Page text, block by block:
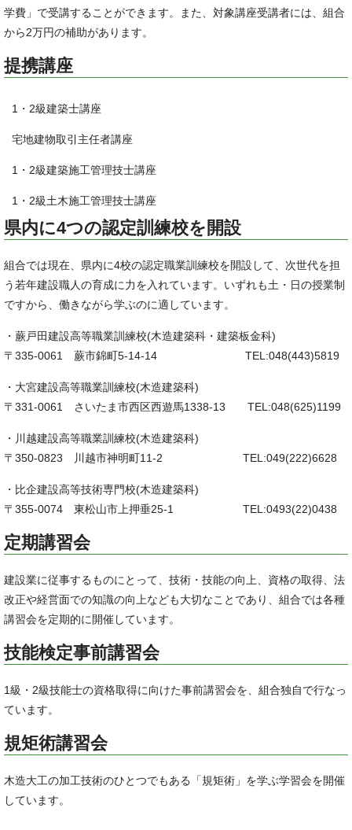
学費」で受講することができます。また、対象講座受講者には、組合
から2万円の補助があります。
提携講座
1・2級建築士講座
宅地建物取引主任者講座
1・2級建築施工管理技士講座
1・2級土木施工管理技士講座
県内に4つの認定訓練校を開設
組合では現在、県内に4校の認定職業訓練校を開設して、次世代を担
う若年建設職人の育成に力を入れています。いずれも土・日の授業制
ですから、働きながら学ぶのに適しています。
・蕨戸田建設高等職業訓練校(木造建築科・建築板金科)
〒335-0061 蕨市錦町5-14-14 TEL:048(443)5819
・大宮建設高等職業訓練校(木造建築科)
〒331-0061 さいたま市西区西遊馬1338-13 TEL:048(625)1199
・川越建設高等職業訓練校(木造建築科)
〒350-0823 川越市神明町11-2 TEL:049(222)6628
・比企建設高等技術専門校(木造建築科)
〒355-0074 東松山市上押垂25-1 TEL:0493(22)0438
定期講習会
建設業に従事するものにとって、技術・技能の向上、資格の取得、法
改正や経営面での知識の向上なども大切なことであり、組合では各種
講習会を定期的に開催しています。
技能検定事前講習会
1級・2級技能士の資格取得に向けた事前講習会を、組合独自で行なっ
ています。
規矩術講習会
木造大工の加工技術のひとつでもある「規矩術」を学ぶ学習会を開催
しています。